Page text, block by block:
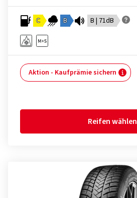
C B B | 71dB
Aktion - Kaufprämie sichern
Reifen wählen